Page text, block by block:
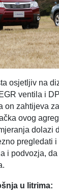
osjetljiv na
ventila i
on zahtijeva
ovog
dolazi
pregledati
i podvozja,
u litrima: